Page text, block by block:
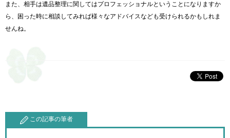
また、相手は遺品整理に関してはプロフェッショナルということになりますか
ら、困った時に相談してみれば様々なアドバイスなども受けられるかもしれま
せんね。
この記事の筆者